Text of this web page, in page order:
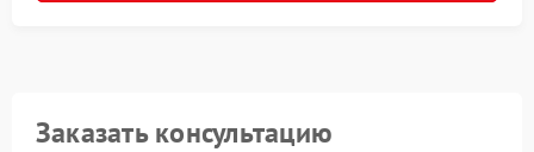
Заказать консультацию